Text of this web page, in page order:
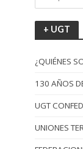
+ UGT
¿QUIÉNES
130 AÑOS
UGT
UNIONES